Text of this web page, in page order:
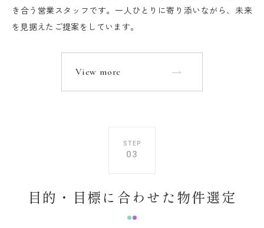
き合う営業スタッフです。一人ひとりに寄り添いながら、未来
を見据えたご提案をしています。
View more
STEP
03
目的・目標に合わせた物件選定